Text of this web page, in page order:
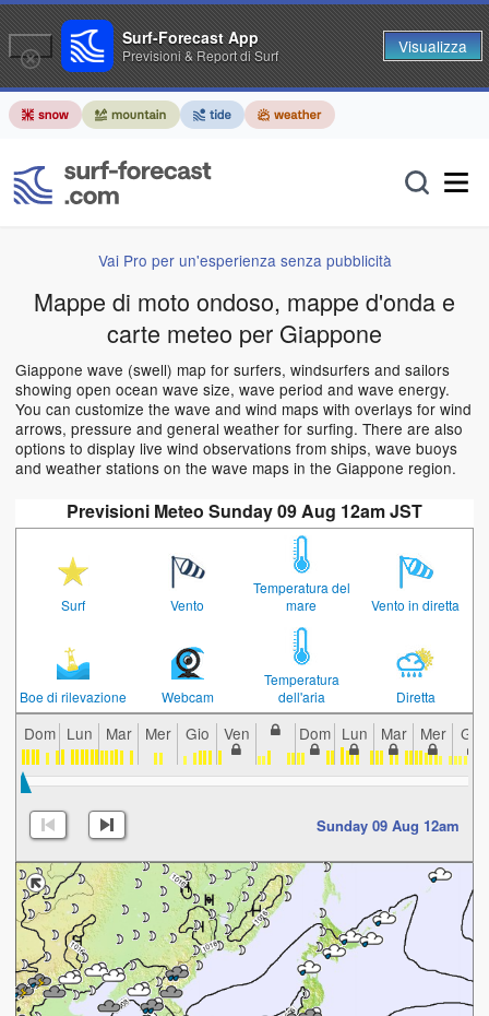
Vai Pro per un'esperienza senza pubblicità
Mappe di moto ondoso, mappe d'onda e
carte meteo per Giappone
Giappone wave (swell) map for surfers, windsurfers and sailors
showing open ocean wave size, wave period and wave energy.
You can customize the wave and wind maps with overlays for wind
arrows, pressure and general weather for surfing. There are also
options to display live wind observations from ships, wave buoys
and weather stations on the wave maps in the Giappone region.
Previsioni Meteo Sunday 09 Aug 12am JST
Surf Vento
Temperatura del
mare
Vento in diretta
Boe di rilevazione Webcam
Temperatura
dell'aria
Diretta
Dom Lun Mar Mer Gio Ven Dom Lun Mar Mer Gio
Sunday 09 Aug 12am
Surf-Forecast App
Previsioni & Report di Surf Visualizza